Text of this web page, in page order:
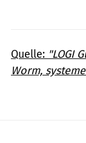
Quelle: "LOGI
Worm,